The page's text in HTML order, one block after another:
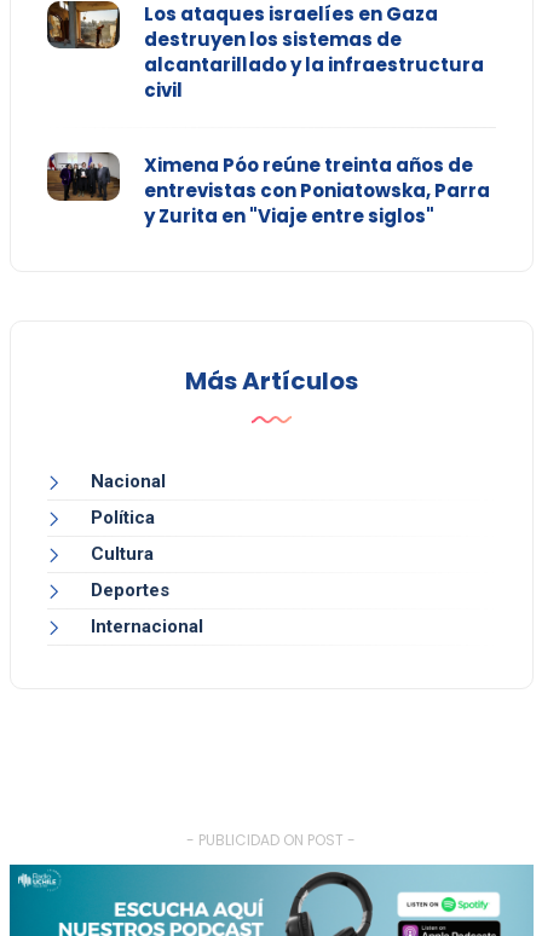
Los ataques israelíes en Gaza
destruyen los sistemas de
alcantarillado y la infraestructura
civil
Ximena Póo reúne treinta años de
entrevistas con Poniatowska, Parra
y Zurita en "Viaje entre siglos"
Más Artículos
Nacional
Política
Cultura
Deportes
Internacional
- PUBLICIDAD ON POST -